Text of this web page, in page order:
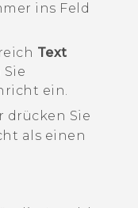
ins Feld
Text
ein.
drücken Sie
als einen